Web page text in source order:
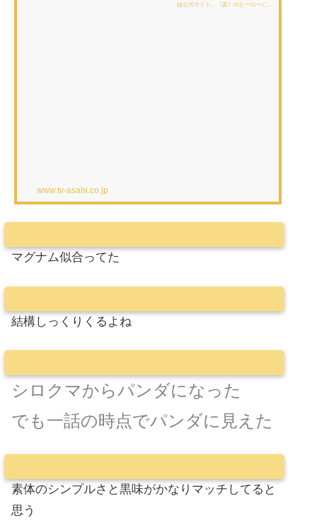
組公式サイト。《真》のヒーローにな
www.tv-asahi.co.jp
マグナム似合ってた
結構しっくりくるよね
シロクマからパンダになった
でも一話の時点でパンダに見えた
素体のシンプルさと黒味がかなりマッチしてると
思う